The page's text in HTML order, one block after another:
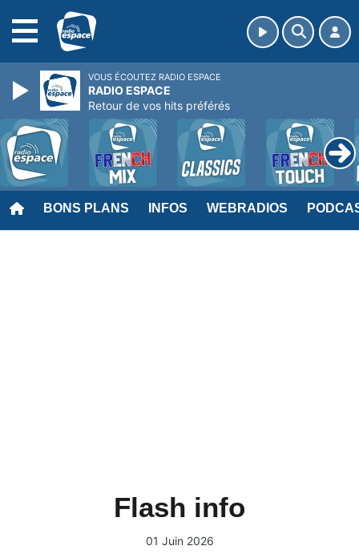
BONS PLANS INFOS WEBRADIOS
Flash info
01 Juin 2026
VOUS ÉCOUTEZ RADIO ESPACE
RADIO ESPACE
Retour de vos hits préférés